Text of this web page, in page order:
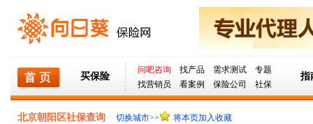
买保险
问吧咨询 找产品 需求测试
专题
找营销员
看案例 保险公司 社保
指
北京朝阳区社保查询 切换城市>> 将本页加入收藏